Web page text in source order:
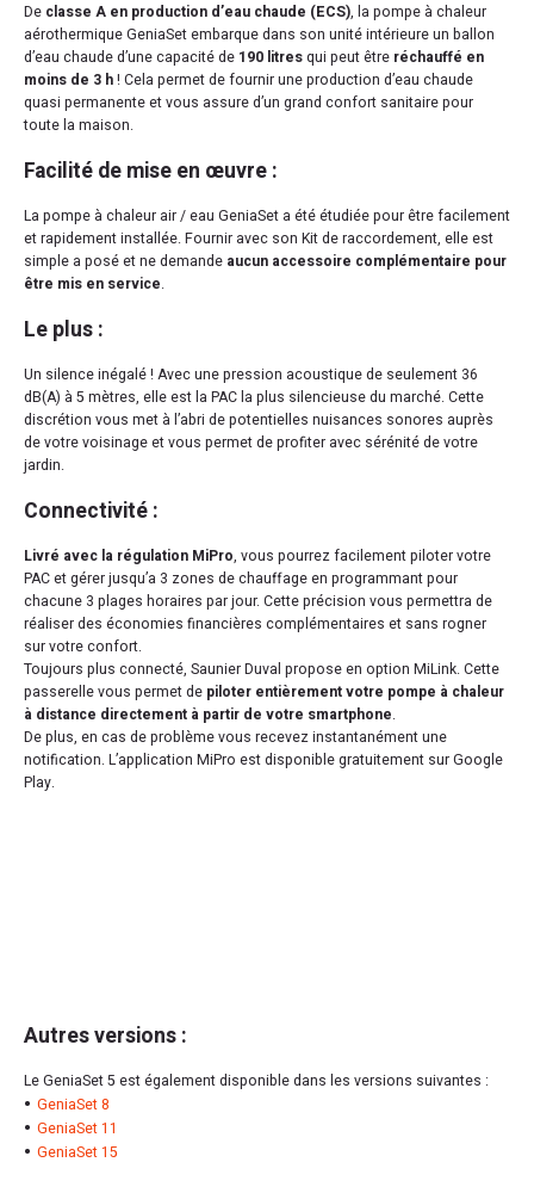
De classe A en production d’eau chaude (ECS), la pompe à chaleur
aérothermique GeniaSet embarque dans son unité intérieure un ballon
d’eau chaude d’une capacité de 190 litresqui peut être réchauffé en
moins de 3 h! Cela permet de fournir une production d’eau chaude
quasi permanente et vous assure d’un grand confort sanitaire pour
toute la maison.
Facilité de mise en œuvre :
La pompe à chaleur air / eau GeniaSet a été étudiée pour être facilement
et rapidement installée. Fournir avec son Kit de raccordement, elle est
simple a posé et ne demande aucun accessoire complémentaire pour
être mis en service.
Le plus :
Un silence inégalé ! Avec une pression acoustique de seulement 36
dB(A) à 5 mètres, elle est la PAC la plus silencieuse du marché. Cette
discrétion vous met à l’abri de potentielles nuisances sonores auprès
de votre voisinage et vous permet de profiter avec sérénité de votre
jardin.
Connectivité :
Livré avec la régulation MiPro, vous pourrez facilement piloter votre
PAC et gérer jusqu’a 3 zones de chauffage en programmant pour
chacune 3 plages horaires par jour. Cette précision vous permettra de
réaliser des économies financières complémentaires et sans rogner
sur votre confort.
Toujours plus connecté, Saunier Duval propose en option MiLink. Cette
passerelle vous permet de piloter entièrement votre pompe à chaleur
à distance directement à partir de votre smartphone.
De plus, en cas de problème vous recevez instantanément une
notification. L’application MiPro est disponible gratuitement sur Google
Play.
Autres versions :
Le GeniaSet 5 est également disponible dans les versions suivantes :
GeniaSet 8
GeniaSet 11
GeniaSet 15